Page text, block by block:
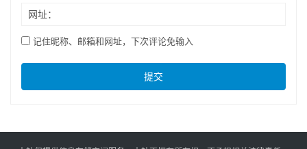
网址：
记住昵称、邮箱和网址，下次评论免输入
提交